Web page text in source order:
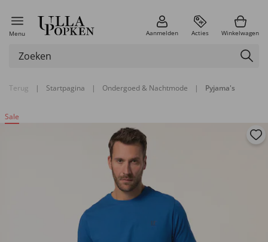
Menu Aanmelden Acties Winkelwagen
Terug | Startpagina | Ondergoed & Nachtmode | Pyjama's
Sale